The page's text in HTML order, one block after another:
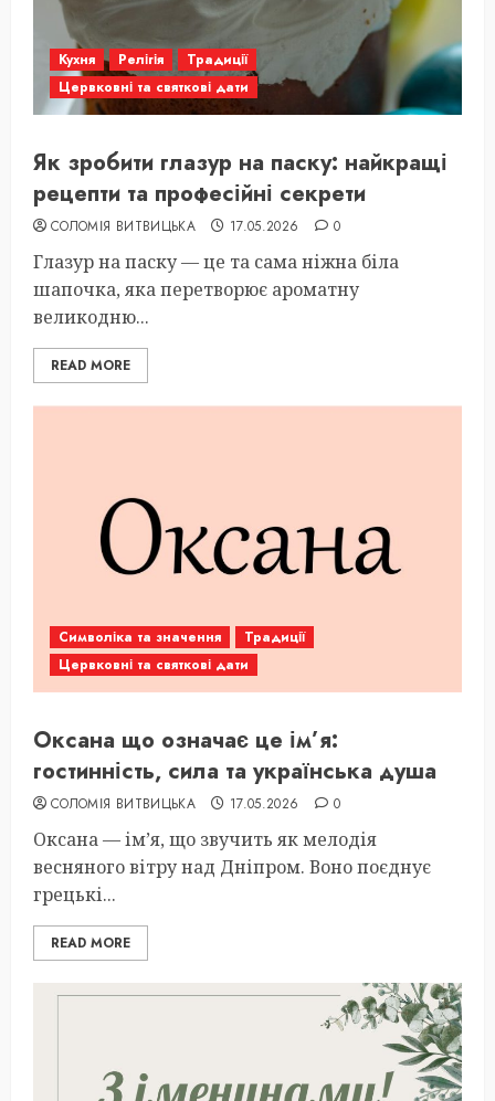
Кухня Релігія
Традиції
Цервковні та святкові дати
Як зробити глазур на паску: найкращі
рецепти та професійні секрети
СОЛОМІЯ ВИТВИЦЬКА 17.05.2026 0
Глазур на паску — це та сама ніжна біла
шапочка, яка перетворює ароматну
великодню...
READ MORE
Символіка та значення
Традиції
Цервковні та святкові дати
Оксана що означає це ім’я:
гостинність, сила та українська душа
СОЛОМІЯ ВИТВИЦЬКА 17.05.2026 0
Оксана — ім’я, що звучить як мелодія
весняного вітру над Дніпром. Воно поєднує
грецькі...
READ MORE